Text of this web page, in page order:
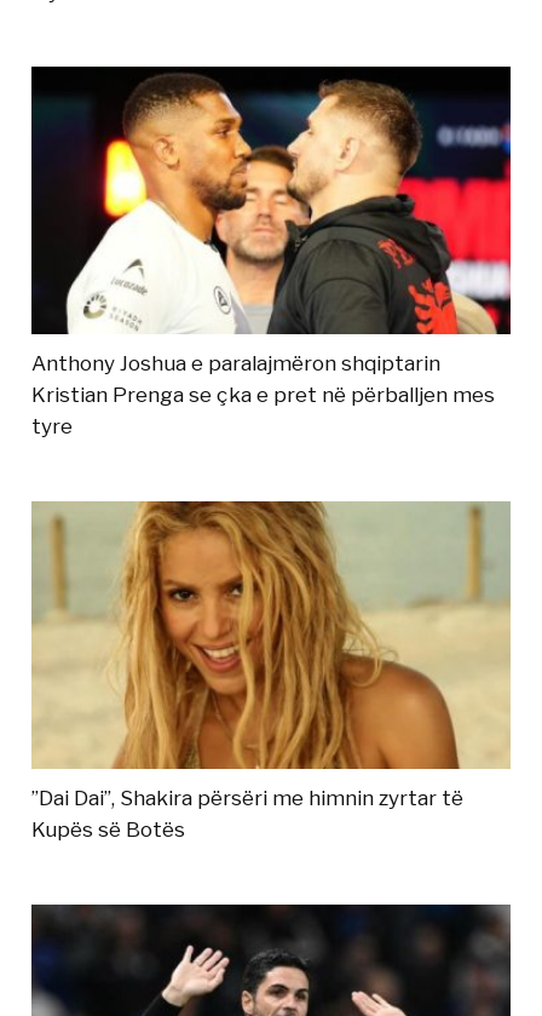
Anthony Joshua e paralajmëron shqiptarin
Kristian Prenga se çka e pret në përballjen mes
tyre
”Dai Dai”, Shakira përsëri me himnin zyrtar të
Kupës së Botës